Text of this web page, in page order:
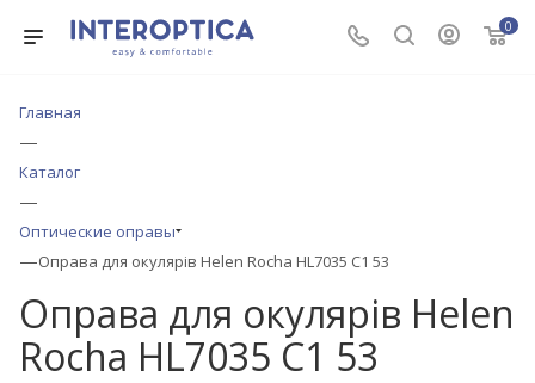
0
Главная
—
Каталог
—
Оптические оправы
—Оправа для окулярів Helen Rocha HL7035 C1 53
Оправа для окулярів Helen
Rocha HL7035 C1 53